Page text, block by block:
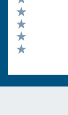
Valuta 5 stelle su 5
Valuta 4 stelle su 5
Valuta 3 stelle su 5
Valuta 2 stelle su 5